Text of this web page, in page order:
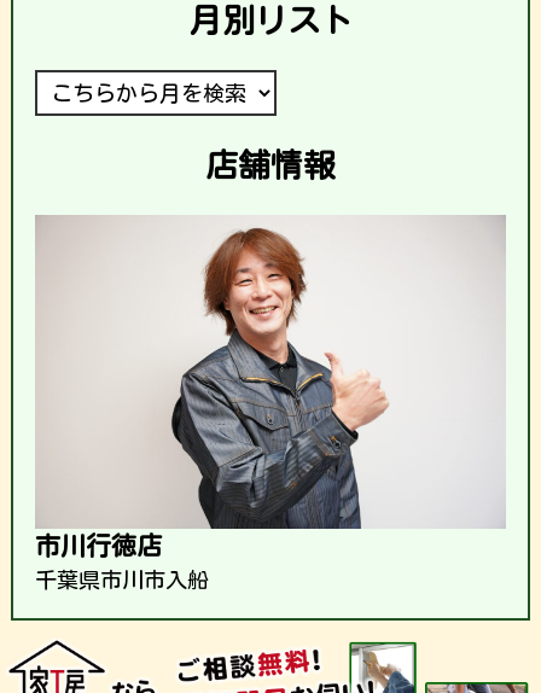
月別リスト
店舗情報
市川行徳店
千葉県市川市入船